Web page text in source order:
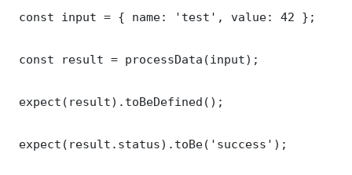
const input = { name: 'test', value: 42 };
const result = processData(input);
expect(result).toBeDefined();
expect(result.status).toBe('success');